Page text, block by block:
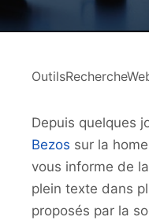
Depuis quelques
Bezos sur la
vous informe de
plein texte dans
proposés par la